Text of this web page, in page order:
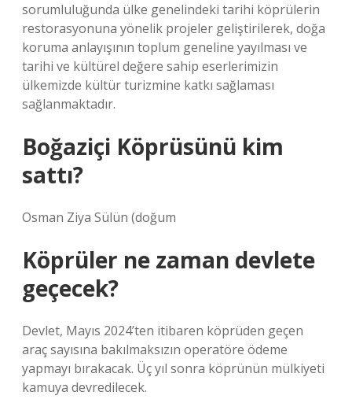
sorumluluğunda ülke genelindeki tarihi köprülerin
restorasyonuna yönelik projeler geliştirilerek, doğa
koruma anlayışının toplum geneline yayılması ve
tarihi ve kültürel değere sahip eserlerimizin
ülkemizde kültür turizmine katkı sağlaması
sağlanmaktadır.
Boğaziçi Köprüsünü kim
sattı?
Osman Ziya Sülün (doğum
Köprüler ne zaman devlete
geçecek?
Devlet, Mayıs 2024’ten itibaren köprüden geçen
araç sayısına bakılmaksızın operatöre ödeme
yapmayı bırakacak. Üç yıl sonra köprünün mülkiyeti
kamuya devredilecek.